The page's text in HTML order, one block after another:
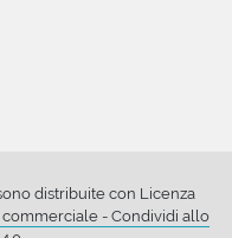
distribuite con Licenza
- Condividi allo